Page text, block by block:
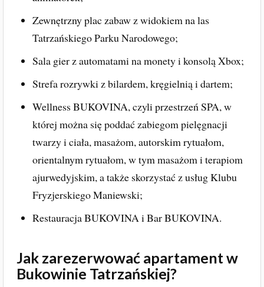
Zewnętrzny plac zabaw z widokiem na las
Tatrzańskiego Parku Narodowego;
Sala gier z automatami na monety i konsolą Xbox;
Strefa rozrywki z bilardem, kręgielnią i dartem;
Wellness BUKOVINA, czyli przestrzeń SPA, w
której można się poddać zabiegom pielęgnacji
twarzy i ciała, masażom, autorskim rytuałom,
orientalnym rytuałom, w tym masażom i terapiom
ajurwedyjskim, a także skorzystać z usług Klubu
Fryzjerskiego Maniewski;
Restauracja BUKOVINA i Bar BUKOVINA.
Jak zarezerwować apartament w
Bukowinie Tatrzańskiej?